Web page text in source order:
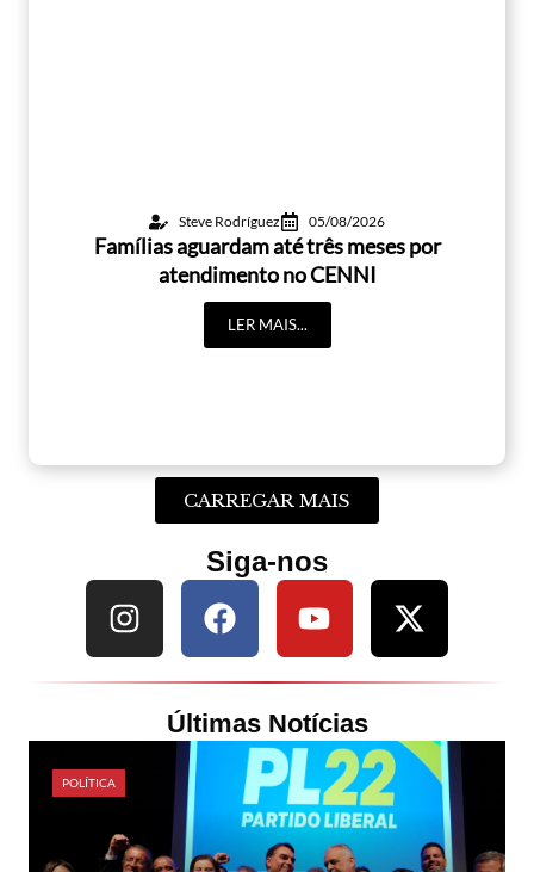
Steve Rodríguez 05/08/2026
Famílias aguardam até três meses por
atendimento no CENNI
LER MAIS...
CARREGAR MAIS
Siga-nos
Últimas Notícias
POLÍTICA